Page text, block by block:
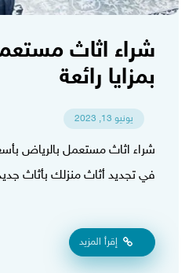
شراء اثاث
بمزايا رائعة
يونيو 13, 2023
شراء اثاث مستعمل بالرياض
في تجديد أثاث منزلك بأثاث
إقرأ المزيد